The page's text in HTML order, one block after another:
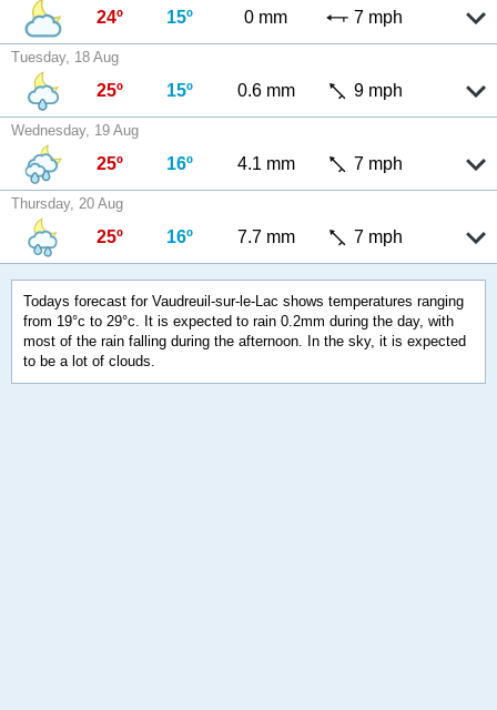
24º 15º 0 mm 7 mph
Tuesday, 18 Aug
25º 15º 0.6 mm 9 mph
Wednesday, 19 Aug
25º 16º 4.1 mm 7 mph
Thursday, 20 Aug
25º 16º 7.7 mm 7 mph
Todays forecast for Vaudreuil-sur-le-Lac shows temperatures ranging
from 19°c to 29°c. It is expected to rain 0.2mm during the day, with
most of the rain falling during the afternoon. In the sky, it is expected
to be a lot of clouds.